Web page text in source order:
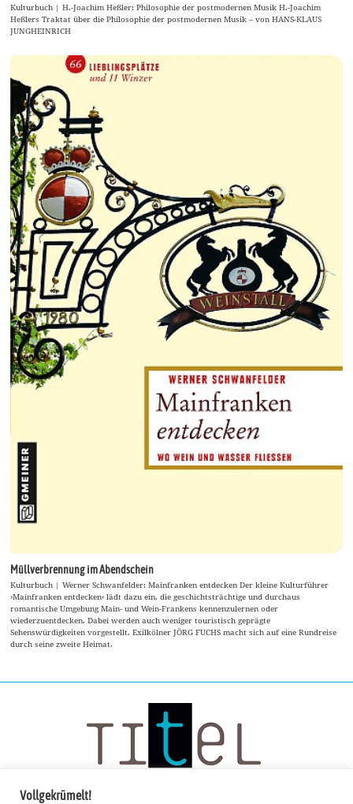
Kulturbuch | H.-Joachim Heßler: Philosophie der postmodernen Musik H.-Joachim
Heßlers Traktat über die Philosophie der postmodernen Musik – von HANS-KLAUS
JUNGHEINRICH
Müllverbrennung im Abendschein
Kulturbuch | Werner Schwanfelder: Mainfranken entdecken Der kleine Kulturführer
›Mainfranken entdecken‹ lädt dazu ein, die geschichtsträchtige und durchaus
romantische Umgebung Main- und Wein-Frankens kennenzulernen oder
wiederzuentdecken. Dabei werden auch weniger touristisch geprägte
Sehenswürdigkeiten vorgestellt. Exilkölner JÖRG FUCHS macht sich auf eine Rundreise
durch seine zweite Heimat.
Vollgekrümelt!